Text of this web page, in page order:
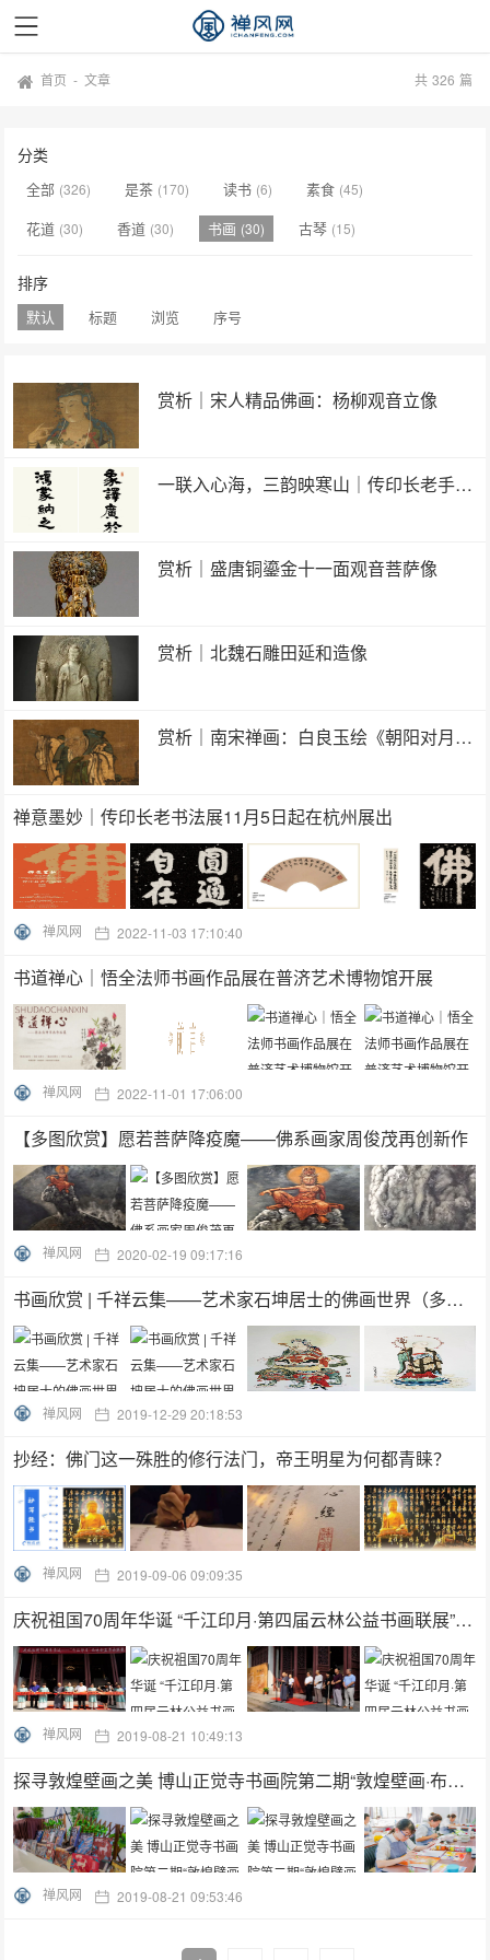
首页 -文章 共 326 篇
分类
全部 (326) 是茶 (170) 读书 (6) 素食 (45)
花道 (30) 香道 (30) 书画 (30) 古琴 (15)
排序
默认 标题 浏览 序号
赏析｜宋人精品佛画：杨柳观音立像
一联入心海，三韵映寒山｜传印长老手书楹联赏析
赏析｜盛唐铜鎏金十一面观音菩萨像
赏析｜北魏石雕田延和造像
赏析｜南宋禅画：白良玉绘《朝阳对月图》
禅意墨妙｜传印长老书法展11月5日起在杭州展出
禅风网 2022-11-03 17:10:40
书道禅心｜悟全法师书画作品展在普济艺术博物馆开展
禅风网 2022-11-01 17:06:00
【多图欣赏】愿若菩萨降疫魔——佛系画家周俊茂再创新作
禅风网 2020-02-19 09:17:16
书画欣赏 | 千祥云集——艺术家石坤居士的佛画世界（多图）
禅风网 2019-12-29 20:18:53
抄经：佛门这一殊胜的修行法门，帝王明星为何都青睐？
禅风网 2019-09-06 09:09:35
庆祝祖国70周年华诞 “千江印月·第四届云林公益书画联展”在杭州灵隐寺展出
禅风网 2019-08-21 10:49:13
探寻敦煌壁画之美 博山正觉寺书画院第二期“敦煌壁画·布面综合材料绘画班” 圆满结业
禅风网 2019-08-21 09:53:46